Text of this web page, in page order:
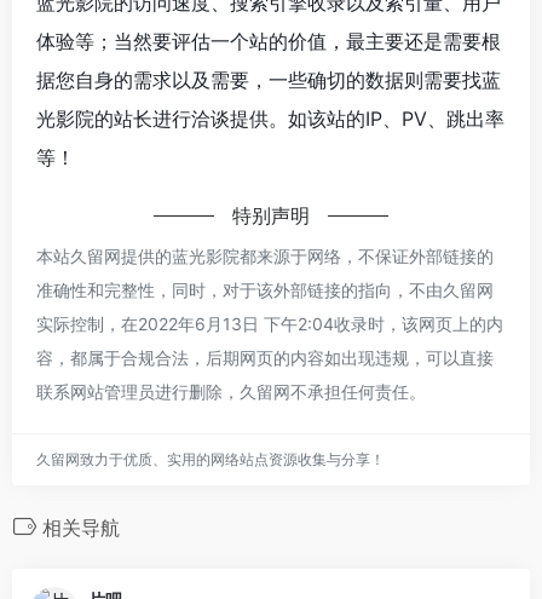
体验等；当然要评估一个站的价值，最主要还是需要根
据您自身的需求以及需要，一些确切的数据则需要找蓝
光影院的站长进行洽谈提供。如该站的IP、PV、跳出率
等！
特别声明
本站久留网提供的蓝光影院都来源于网络，不保证外部链接的
准确性和完整性，同时，对于该外部链接的指向，不由久留网
实际控制，在2022年6月13日 下午2:04收录时，该网页上的内
容，都属于合规合法，后期网页的内容如出现违规，可以直接
联系网站管理员进行删除，久留网不承担任何责任。
久留网致力于优质、实用的网络站点资源收集与分享！
相关导航